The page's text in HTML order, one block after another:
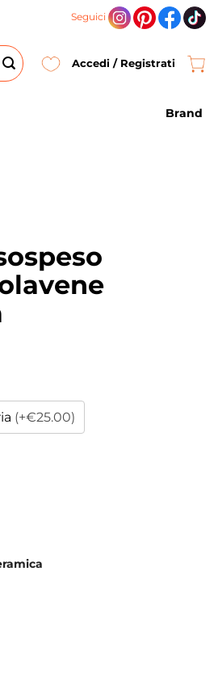
Seguici
Accedi / Registrati
Brand
(+€25.00)